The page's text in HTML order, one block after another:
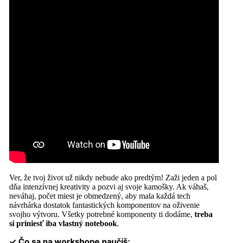
Ver, že tvoj život už nikdy nebude ako predtým! Zaži jeden a pol
dňa intenzívnej kreativity a pozvi aj svoje kamošky. Ak váhaš,
neváhaj, počet miest je obmedzený, aby mala každá tech
návrhárka dostatok fantastických komponentov na oživenie
svojho výtvoru. Všetky potrebné komponenty ti dodáme, treba
si priniesť iba vlastný notebook.